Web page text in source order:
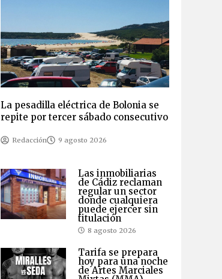
La pesadilla eléctrica de Bolonia se
repite por tercer sábado consecutivo
Redacción 9 agosto 2026
Las inmobiliarias
de Cádiz reclaman
regular un sector
donde cualquiera
puede ejercer sin
titulación
8 agosto 2026
Tarifa se prepara
hoy para una noche
de Artes Marciales